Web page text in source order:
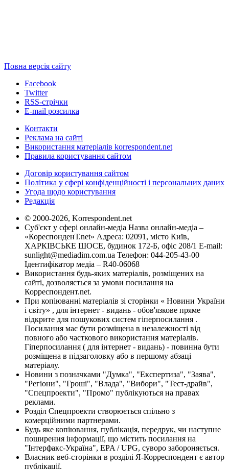
Повна версія сайту
Facebook
Twitter
RSS-стрічки
E-mail розсилка
Контакти
Реклама на сайті
Використання матеріалів korrespondent.net
Правила користування сайтом
Договір користування сайтом
Політика у сфері конфіденційності і персональних даних
Угода щодо користування
Редакція
© 2000-2026, Korrespondent.net
Суб'єкт у сфері онлайн-медіа Назва онлайн-медіа –
«КореспонденТ.net» Адреса: 02091, місто Київ,
ХАРКІВСЬКЕ ШОСЕ, будинок 172-Б, офіс 208/1 E-mail:
sunlight@mediadim.com.ua Телефон: 044-205-43-00
Ідентифікатор медіа – R40-06068
Використання будь-яких матеріалів, розміщених на
сайті, дозволяється за умови посилання на
Корреспондент.net.
При копіюванні матеріалів зі сторінки « Новини України
і світу» , для інтернет - видань - обов'язкове пряме
відкрите для пошукових систем гіперпосилання .
Посилання має бути розміщена в незалежності від
повного або часткового використання матеріалів.
Гіперпосилання ( для інтернет - видань) - повинна бути
розміщена в підзаголовку або в першому абзаці
матеріалу.
Новини з позначками "Думка", "Експертиза", "Заява",
"Регіони", "Гроші", "Влада", "Вибори", "Тест-драйв",
"Спецпроекти", "Промо" публікуються на правах
реклами.
Розділ Спецпроекти створюється спільно з
комерційними партнерами.
Будь яке копіювання, публікація, передрук, чи наступне
поширення інформації, що містить посилання на
"Інтерфакс-Україна", EPA / UPG, суворо забороняється.
Власник веб-сторінки в розділі Я-Корреспондент є автор
публікації.